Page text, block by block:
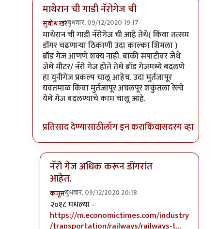
माथेरान ची गाडी नॅरोगेज ची
सुबोध खरेबुधवार, 09/12/2020 19:17
In reply toमाथेरानची आहेच.byकंजूस
माथेरान ची गाडी नॅरोगेज ची आहे तेथे( किंवा तत्सम
डोंगर चढणाऱ्या ठिकाणी उदा काल्का शिमला )
ब्रॉड गेज आणणे शक्य नाही. बाकी सपाटीवर जेथे
जेथे मीटर/ नॅरो गेज होते तेथे ब्रॉड गेजमध्ये बदलणे
हा युनीगेज प्रकल्प चालू आहेच. उदा मुर्तजापूर
यवतमाळ किंवा मुर्तजापूर अचलपूर शकुंतला रेल्वे
येथे गेज बदलण्याचे काम चालू आहे.
प्रतिसाद देण्यासाठीलॉग इन कराकिंवासदस्य व्हा
नॅरो गेज अधिक करून डोंगरांत
आहेत.
कंजूसबुधवार, 09/12/2020 20:18
In reply toमाथेरान ची गाडी नॅरोगेज ची
२०१८ मधल्या -
https://m.economictimes.com/industry
/transportation/railways/railways-t…